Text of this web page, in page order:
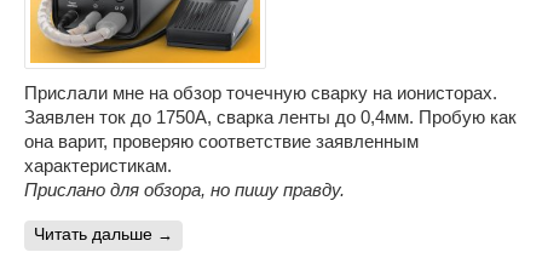
Прислали мне на обзор точечную сварку на ионисторах.
Заявлен ток до 1750А, сварка ленты до 0,4мм. Пробую как
она варит, проверяю соответствие заявленным
характеристикам.
Прислано для обзора, но пишу правду.
читать дальше